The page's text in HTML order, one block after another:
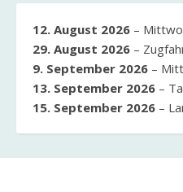
12. August 2026 –
29. August 2026 –
9. September 2026 –
13. September 2026 –
15. September 2026 –